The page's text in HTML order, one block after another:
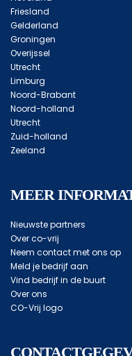
Friesland
Gelderland
Groningen
Overijssel
Utrecht
Limburg
Noord-Brabant
Noord-holland
Utrecht
Zuid-holland
Zeeland
MEER
Nieuwste partners
Over co-vrij
Neem contact met ons op
Meld je bedrijf aan
Vind bedrijf in de buurt
Over ons
CO-Vrij logo